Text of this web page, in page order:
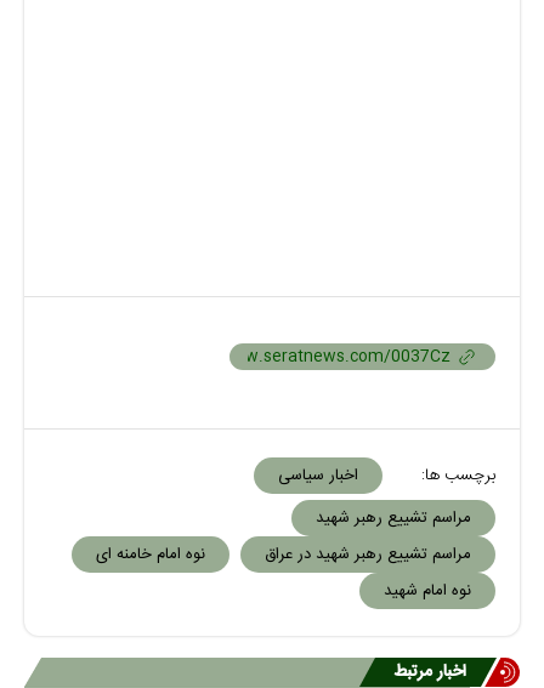
برچسب ها:
اخبار سیاسی
مراسم تشییع رهبر شهید
مراسم تشییع رهبر شهید در عراق
نوه امام خامنه ای
نوه امام شهید
اخبار مرتبط